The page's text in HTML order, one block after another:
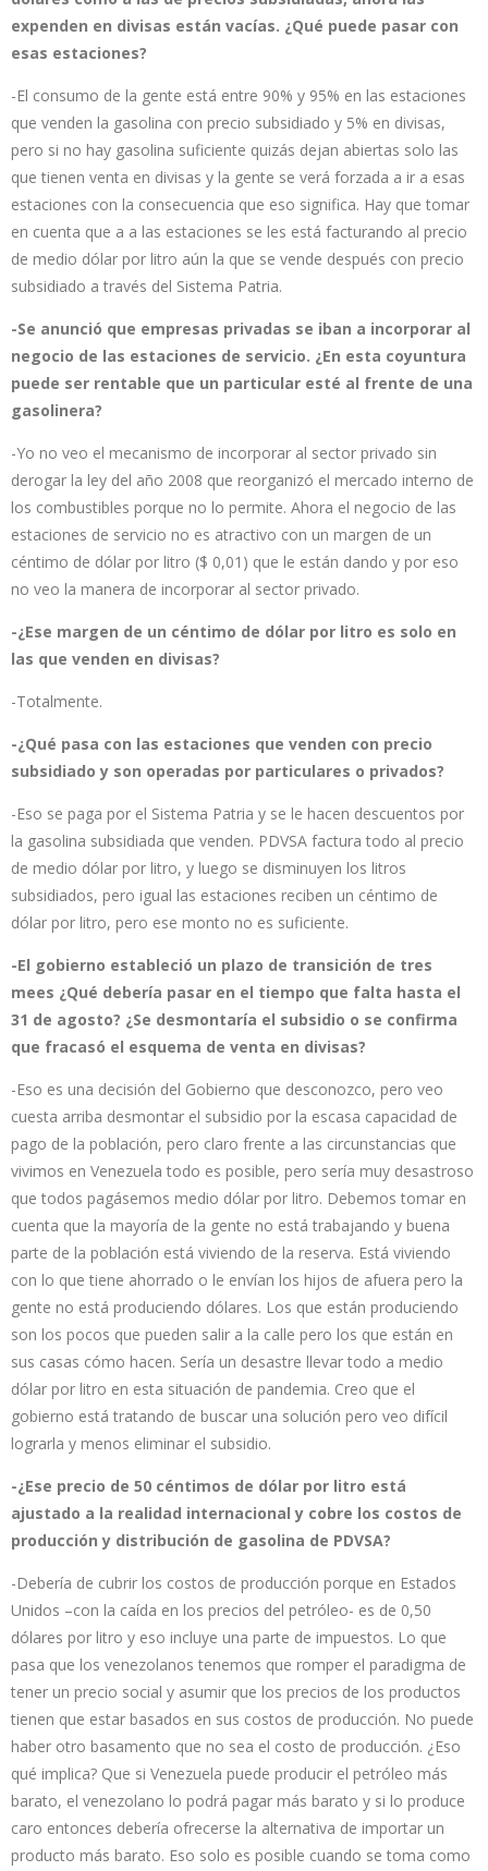
expenden en divisas están vacías. ¿Qué puede pasar con
esas estaciones?
-El consumo de la gente está entre 90% y 95% en las estaciones
que venden la gasolina con precio subsidiado y 5% en divisas,
pero si no hay gasolina suficiente quizás dejan abiertas solo las
que tienen venta en divisas y la gente se verá forzada a ir a esas
estaciones con la consecuencia que eso significa. Hay que tomar
en cuenta que a a las estaciones se les está facturando al precio
de medio dólar por litro aún la que se vende después con precio
subsidiado a través del Sistema Patria.
-Se anunció que empresas privadas se iban a incorporar al
negocio de las estaciones de servicio. ¿En esta coyuntura
puede ser rentable que un particular esté al frente de una
gasolinera?
-Yo no veo el mecanismo de incorporar al sector privado sin
derogar la ley del año 2008 que reorganizó el mercado interno de
los combustibles porque no lo permite. Ahora el negocio de las
estaciones de servicio no es atractivo con un margen de un
céntimo de dólar por litro ($ 0,01) que le están dando y por eso
no veo la manera de incorporar al sector privado.
-¿Ese margen de un céntimo de dólar por litro es solo en
las que venden en divisas?
-Totalmente.
-¿Qué pasa con las estaciones que venden con precio
subsidiado y son operadas por particulares o privados?
-Eso se paga por el Sistema Patria y se le hacen descuentos por
la gasolina subsidiada que venden. PDVSA factura todo al precio
de medio dólar por litro, y luego se disminuyen los litros
subsidiados, pero igual las estaciones reciben un céntimo de
dólar por litro, pero ese monto no es suficiente.
-El gobierno estableció un plazo de transición de tres
mees ¿Qué debería pasar en el tiempo que falta hasta el
31 de agosto? ¿Se desmontaría el subsidio o se confirma
que fracasó el esquema de venta en divisas?
-Eso es una decisión del Gobierno que desconozco, pero veo
cuesta arriba desmontar el subsidio por la escasa capacidad de
pago de la población, pero claro frente a las circunstancias que
vivimos en Venezuela todo es posible, pero sería muy desastroso
que todos pagásemos medio dólar por litro. Debemos tomar en
cuenta que la mayoría de la gente no está trabajando y buena
parte de la población está viviendo de la reserva. Está viviendo
con lo que tiene ahorrado o le envían los hijos de afuera pero la
gente no está produciendo dólares. Los que están produciendo
son los pocos que pueden salir a la calle pero los que están en
sus casas cómo hacen. Sería un desastre llevar todo a medio
dólar por litro en esta situación de pandemia. Creo que el
gobierno está tratando de buscar una solución pero veo difícil
lograrla y menos eliminar el subsidio.
-¿Ese precio de 50 céntimos de dólar por litro está
ajustado a la realidad internacional y cobre los costos de
producción y distribución de gasolina de PDVSA?
-Debería de cubrir los costos de producción porque en Estados
Unidos –con la caída en los precios del petróleo- es de 0,50
dólares por litro y eso incluye una parte de impuestos. Lo que
pasa que los venezolanos tenemos que romper el paradigma de
tener un precio social y asumir que los precios de los productos
tienen que estar basados en sus costos de producción. No puede
haber otro basamento que no sea el costo de producción. ¿Eso
qué implica? Que si Venezuela puede producir el petróleo más
barato, el venezolano lo podrá pagar más barato y si lo produce
caro entonces debería ofrecerse la alternativa de importar un
producto más barato. Eso solo es posible cuando se toma como